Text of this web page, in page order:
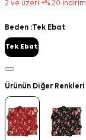
2 ve üzeri +% 20 indirim
Beden :Tek Ebat
Tek Ebat
Ürünün Diğer Renkleri